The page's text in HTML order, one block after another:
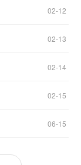
02-12
02-13
02-14
02-15
06-15